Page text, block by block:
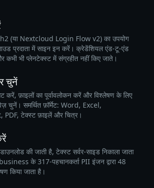
(या Nextcloud Login Flow v2) का उपयोग
प्रदाता में साइन इन करें। क्रेडेंशियल एंड-टू-एंड
कभी भी प्लेनटेक्स्ट में संग्रहीत नहीं किए जाते।
चुनें
करें, फ़ाइलों का पूर्वावलोकन करें और विश्लेषण के लिए
चुनें। समर्थित फ़ॉर्मेट: Word, Excel,
टेक्स्ट फ़ाइलें और चित्र।
की जाती है, टेक्स्ट सर्वर-साइड निकाला जाता
के 317-पहचानकर्ता PII इंजन द्वारा 48
किया जाता है।